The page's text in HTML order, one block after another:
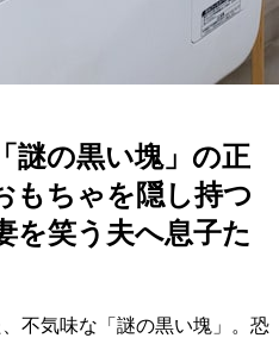
謎の黒い塊」の正
もちゃを隠し持つ
を笑う夫へ息子た
不気味な「謎の黒い塊」。恐